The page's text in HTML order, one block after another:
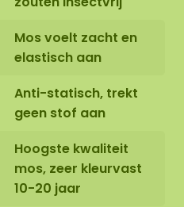
een specifieke
maken van ons
contact met ons op
deze pagina.
Mos voelt zacht en
elastisch aan
Anti-statisch, trekt
geen stof aan
Hoogste kwaliteit
mos, zeer kleurvast
10-20 jaar